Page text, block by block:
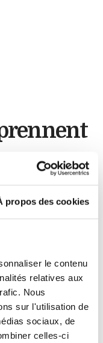
propos des cookies
le contenu
relatives aux
Nous
sur l'utilisation de
sociaux, de
celles-ci
est unique.
mettons en
du détail